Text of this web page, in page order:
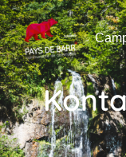
Zum
Inhalt
springen